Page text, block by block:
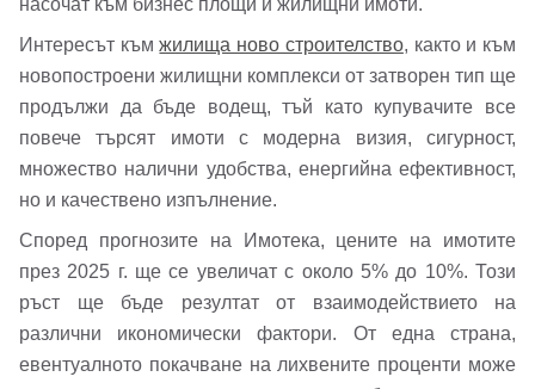
Парола
Забравена парола?
Вход
Вход като гост
или използвай профил
насочат към бизнес площи и жилищни имоти.
Интересът къмжилища ново строителство, както и към
новопостроени жилищни комплекси от затворен тип ще
продължи да бъде водещ, тъй като купувачите все
повече търсят имоти с модерна визия, сигурност,
множество налични удобства, енергийна ефективност,
но и качествено изпълнение.
Според прогнозите на Имотека, цените на имотите
през 2025 г. ще се увеличат с около 5% до 10%. Този
ръст ще бъде резултат от взаимодействието на
различни икономически фактори. От една страна,
евентуалното покачване на лихвените проценти може